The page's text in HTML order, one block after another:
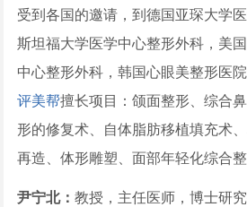
受到各国的邀请，到德国亚琛大学
斯坦福大学医学中心整形外科，美
中心整形外科，韩国心眼美整形医
评美帮擅长项目：颌面整形、综合
形的修复术、自体脂肪移植填充术
再造、体形雕塑、面部年轻化综合整
尹宁北：教授，主任医师，博士研